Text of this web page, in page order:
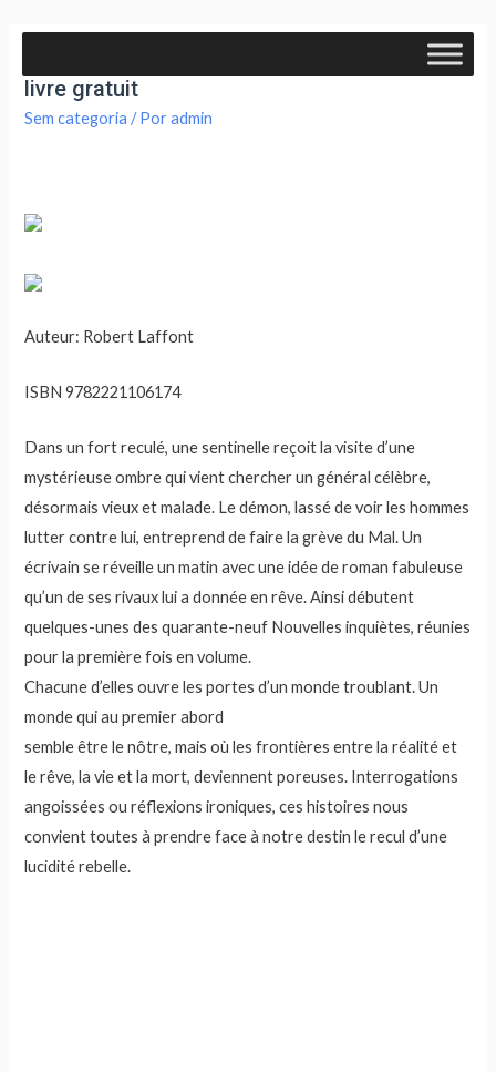
Nouvelles inquiètes- Grand Format en ligne
livre gratuit
Sem categoria / Poradmin
Auteur: Robert Laffont
ISBN 9782221106174
Dans un fort reculé, une sentinelle reçoit la visite d’une
mystérieuse ombre qui vient chercher un général célèbre,
désormais vieux et malade. Le démon, lassé de voir les hommes
lutter contre lui, entreprend de faire la grève du Mal. Un
écrivain se réveille un matin avec une idée de roman fabuleuse
qu’un de ses rivaux lui a donnée en rêve. Ainsi débutent
quelques-unes des quarante-neuf Nouvelles inquiètes, réunies
pour la première fois en volume.
Chacune d’elles ouvre les portes d’un monde troublant. Un
monde qui au premier abord
semble être le nôtre, mais où les frontières entre la réalité et
le rêve, la vie et la mort, deviennent poreuses. Interrogations
angoissées ou réflexions ironiques, ces histoires nous
convient toutes à prendre face à notre destin le recul d’une
lucidité rebelle.